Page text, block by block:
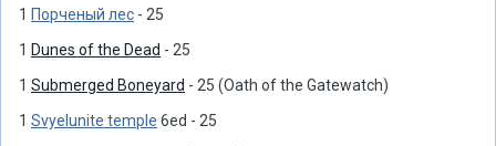
1 Порченый лес - 25
1 Dunes of the Dead - 25
1 Submerged Boneyard - 25 (Oath of the Gatewatch)
1 Svyelunite temple 6ed - 25